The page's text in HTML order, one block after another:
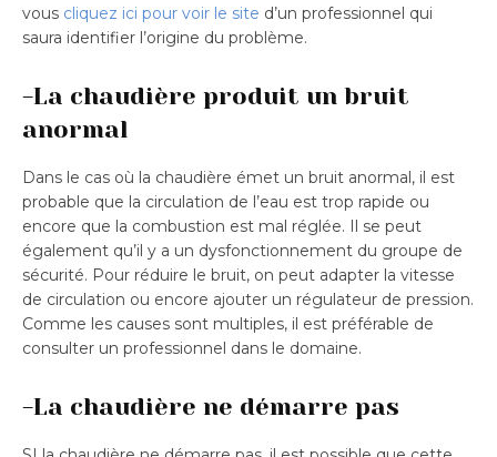
vous cliquez ici pour voir le site d’un professionnel qui
saura identifier l’origine du problème.
-La chaudière produit un bruit
anormal
Dans le cas où la chaudière émet un bruit anormal, il est
probable que la circulation de l’eau est trop rapide ou
encore que la combustion est mal réglée. Il se peut
également qu’il y a un dysfonctionnement du groupe de
sécurité. Pour réduire le bruit, on peut adapter la vitesse
de circulation ou encore ajouter un régulateur de pression.
Comme les causes sont multiples, il est préférable de
consulter un professionnel dans le domaine.
-La chaudière ne démarre pas